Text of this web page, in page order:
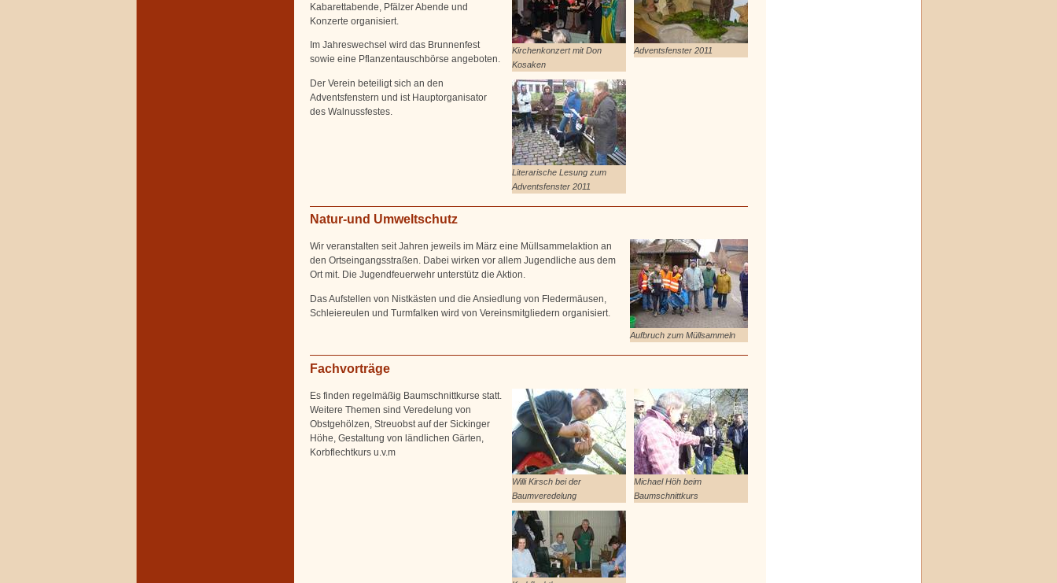
Kirchenkonzert mit Don
Kosaken
Adventsfenster 2011
Literarische Lesung zum
Adventsfenster 2011
Kabarettabende, Pfälzer Abende und
Konzerte organisiert.
Im Jahreswechsel wird das Brunnenfest
sowie eine Pflanzentauschbörse angeboten.
Der Verein beteiligt sich an den
Adventsfenstern und ist Hauptorganisator
des Walnussfestes.
Natur-und Umweltschutz
Aufbruch zum Müllsammeln
Wir veranstalten seit Jahren jeweils im März eine Müllsammelaktion an
den Ortseingangsstraßen. Dabei wirken vor allem Jugendliche aus dem
Ort mit. Die Jugendfeuerwehr unterstütz die Aktion.
Das Aufstellen von Nistkästen und die Ansiedlung von Fledermäusen,
Schleiereulen und Turmfalken wird von Vereinsmitgliedern organisiert.
Fachvorträge
Willi Kirsch bei der
Baumveredelung
Michael Höh beim
Baumschnittkurs
Es finden regelmäßig Baumschnittkurse statt.
Weitere Themen sind Veredelung von
Obstgehölzen, Streuobst auf der Sickinger
Höhe, Gestaltung von ländlichen Gärten,
Korbflechtkurs u.v.m